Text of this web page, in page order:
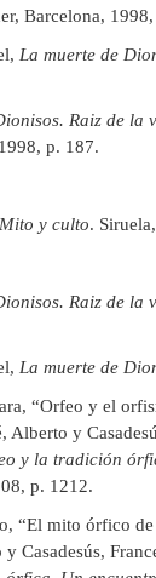
Barcelona,
La muerte de
Raiz de la
p. 187.
Mito y culto.
Raiz de la
La muerte de
“Orfeo y el
Alberto y
y la tradición
p. 1212.
“El mito órfico
Casadesús,